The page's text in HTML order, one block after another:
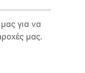
για να
μας.